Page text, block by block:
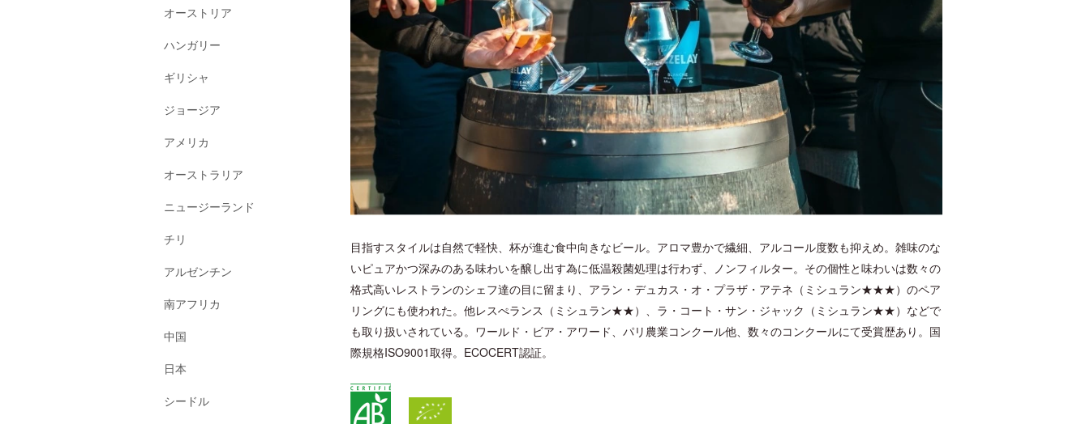
目指すスタイルは自然で軽快、杯が進む食中向きなビール。アロマ豊かで繊細、アルコール度数も抑えめ。雑味のな
いピュアかつ深みのある味わいを醸し出す為に低温殺菌処理は行わず、ノンフィルター。その個性と味わいは数々の
格式高いレストランのシェフ達の目に留まり、アラン・デュカス・オ・プラザ・アテネ（ミシュラン★★★）のペア
リングにも使われた。他レスぺランス（ミシュラン★★）、ラ・コート・サン・ジャック（ミシュラン★★）などで
も取り扱いされている。ワールド・ビア・アワード、パリ農業コンクール他、数々のコンクールにて受賞歴あり。国
際規格ISO9001取得。ECOCERT認証。
オーストリア
ハンガリー
ギリシャ
ジョージア
アメリカ
オーストラリア
ニュージーランド
チリ
アルゼンチン
南アフリカ
中国
日本
シードル